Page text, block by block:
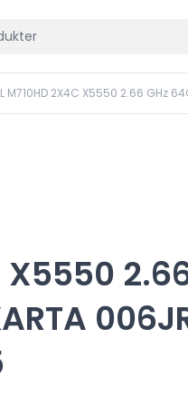
M710HD 2X4C X5550 2.66 GHz
X5550